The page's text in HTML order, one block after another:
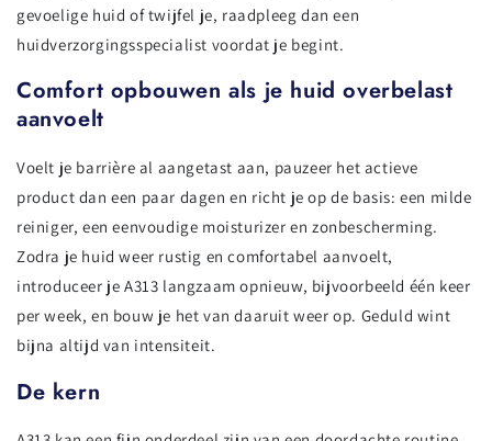
gevoelige huid of twijfel je, raadpleeg dan een
huidverzorgingsspecialist voordat je begint.
Comfort opbouwen als je huid overbelast
aanvoelt
Voelt je barrière al aangetast aan, pauzeer het actieve
product dan een paar dagen en richt je op de basis: een milde
reiniger, een eenvoudige moisturizer en zonbescherming.
Zodra je huid weer rustig en comfortabel aanvoelt,
introduceer je A313 langzaam opnieuw, bijvoorbeeld één keer
per week, en bouw je het van daaruit weer op. Geduld wint
bijna altijd van intensiteit.
De kern